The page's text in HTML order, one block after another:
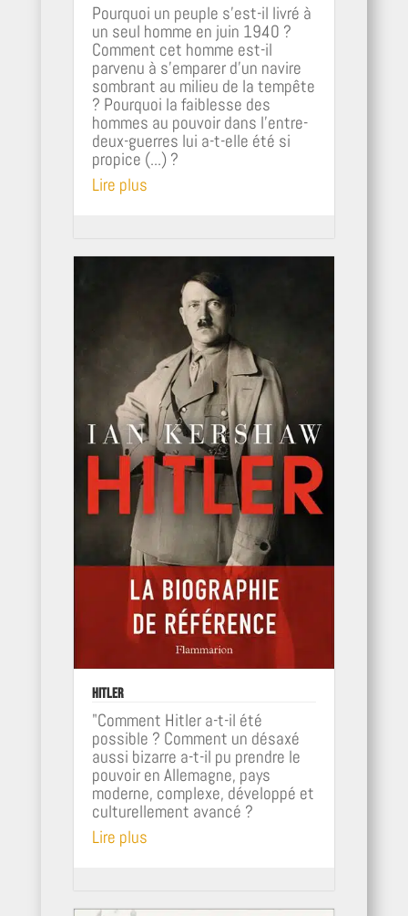
Pourquoi un peuple s'est-il livré à
un seul homme en juin 1940 ?
Comment cet homme est-il
parvenu à s'emparer d'un navire
sombrant au milieu de la tempête
? Pourquoi la faiblesse des
hommes au pouvoir dans l'entre-
deux-guerres lui a-t-elle été si
propice (...) ?
Lire plus
Hitler
"Comment Hitler a-t-il été
possible ? Comment un désaxé
aussi bizarre a-t-il pu prendre le
pouvoir en Allemagne, pays
moderne, complexe, développé et
culturellement avancé ?
Lire plus